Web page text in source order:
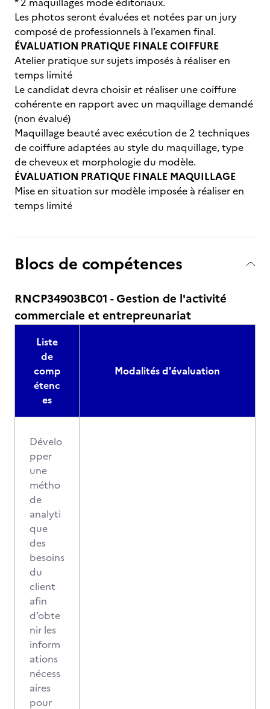
Les photos seront évaluées et notées par un jury
composé de professionnels à l’examen final.
ÉVALUATION PRATIQUE FINALE COIFFURE
Atelier pratique sur sujets imposés à réaliser en
temps limité
Le candidat devra choisir et réaliser une coiffure
cohérente en rapport avec un maquillage demandé
(non évalué)
Maquillage beauté avec exécution de 2 techniques
de coiffure adaptées au style du maquillage, type
de cheveux et morphologie du modèle.
ÉVALUATION PRATIQUE FINALE MAQUILLAGE
Mise en situation sur modèle imposée à réaliser en
temps limité
Blocs de compétences
RNCP34903BC01 - Gestion de l'activité
commerciale et entrepreunariat
Liste
de
comp
étenc
es
Modalités d'évaluation
Dévelo
pper
une
métho
de
analyti
que
des
besoins
du
client
afin
d’obte
nir les
inform
ations
nécess
aires
pour